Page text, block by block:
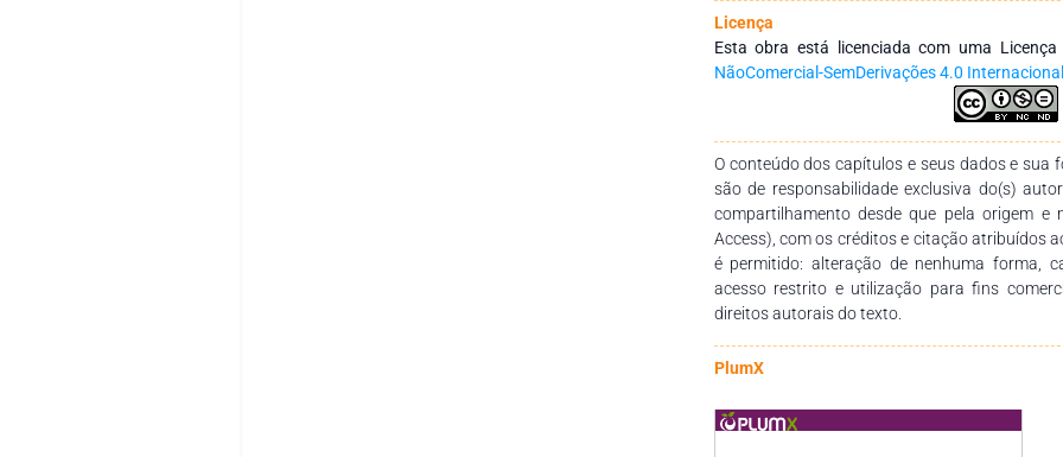
compreensão sobre jornalismo e seus
dados, que foram organizadas e
resultado, os dados demonstraram que mais
nos sites envolviam temas atrelados à
manutenção de uma visão única, de um
aprimoramento do trabalho jornalístico,
contribuição social com vistas à valorização
Licença
Esta obra está licenciada com uma
NãoComercial-SemDerivações 4.0 Internacional
O conteúdo dos capítulos e seus dados e sua
são de responsabilidade exclusiva do(s)
compartilhamento desde que pela origem e
Access), com os créditos e citação atribuídos
é permitido: alteração de nenhuma forma,
acesso restrito e utilização para fins
direitos autorais do texto.
PlumX